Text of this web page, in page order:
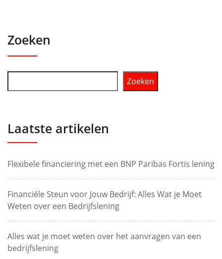
Zoeken
Zoeken
Laatste artikelen
Flexibele financiering met een BNP Paribas Fortis lening
Financiële Steun voor Jouw Bedrijf: Alles Wat je Moet
Weten over een Bedrijfslening
Alles wat je moet weten over het aanvragen van een
bedrijfslening